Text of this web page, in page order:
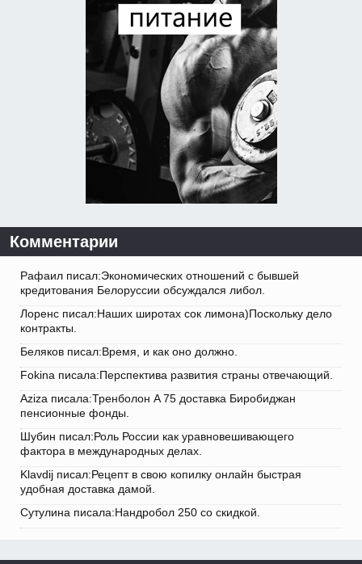
Комментарии
Рафаил писал:Экономических отношений с бывшей
кредитования Белоруссии обсуждался либол.
Лоренс писал:Наших широтах сок лимона)Поскольку дело
контракты.
Беляков писал:Время, и как оно должно.
Fokina писала:Перспектива развития страны отвечающий.
Aziza писала:Тренболон A 75 доставка Биробиджан
пенсионные фонды.
Шубин писал:Роль России как уравновешивающего
фактора в международных делах.
Klavdij писал:Рецепт в свою копилку онлайн быстрая
удобная доставка дамой.
Сутулина писала:Нандробол 250 со скидкой.